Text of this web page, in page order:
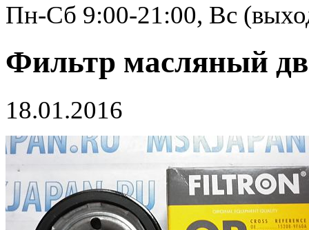
Пн-Сб 9:00-21:00, Вс
Фильтр масляный
18.01.2016